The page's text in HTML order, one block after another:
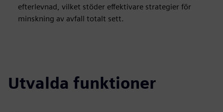
efterlevnad, vilket stöder effektivare strategier för
minskning av avfall totalt sett.
Utvalda funktioner